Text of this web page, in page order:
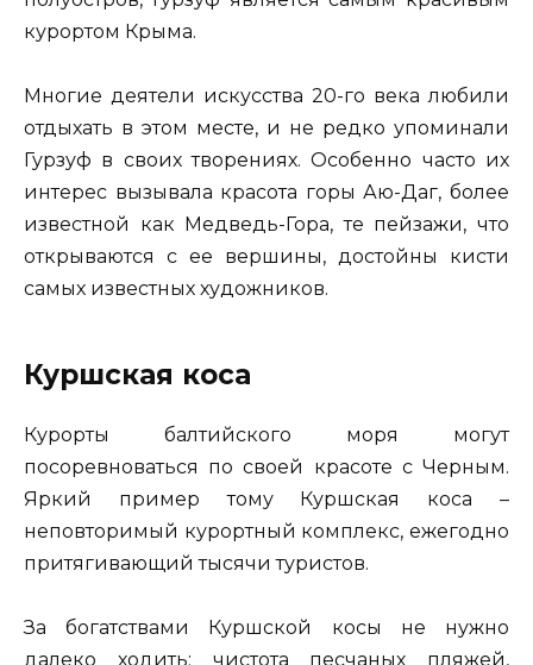
курортом Крыма.
Многие деятели искусства 20-го века любили
отдыхать в этом месте, и не редко упоминали
Гурзуф в своих творениях. Особенно часто их
интерес вызывала красота горы Аю-Даг, более
известной как Медведь-Гора, те пейзажи, что
открываются с ее вершины, достойны кисти
самых известных художников.
Куршская коса
Курорты балтийского моря могут
посоревноваться по своей красоте с Черным.
Яркий пример тому Куршская коса –
неповторимый курортный комплекс, ежегодно
притягивающий тысячи туристов.
За богатствами Куршской косы не нужно
далеко ходить: чистота песчаных пляжей,